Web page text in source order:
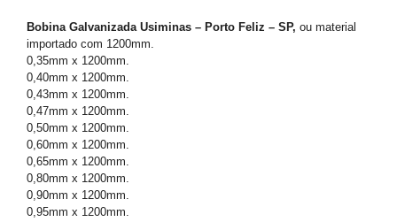
Bobina Galvanizada Usiminas – Porto Feliz – SP, ou material
importado com 1200mm.
0,35mm x 1200mm.
0,40mm x 1200mm.
0,43mm x 1200mm.
0,47mm x 1200mm.
0,50mm x 1200mm.
0,60mm x 1200mm.
0,65mm x 1200mm.
0,80mm x 1200mm.
0,90mm x 1200mm.
0,95mm x 1200mm.